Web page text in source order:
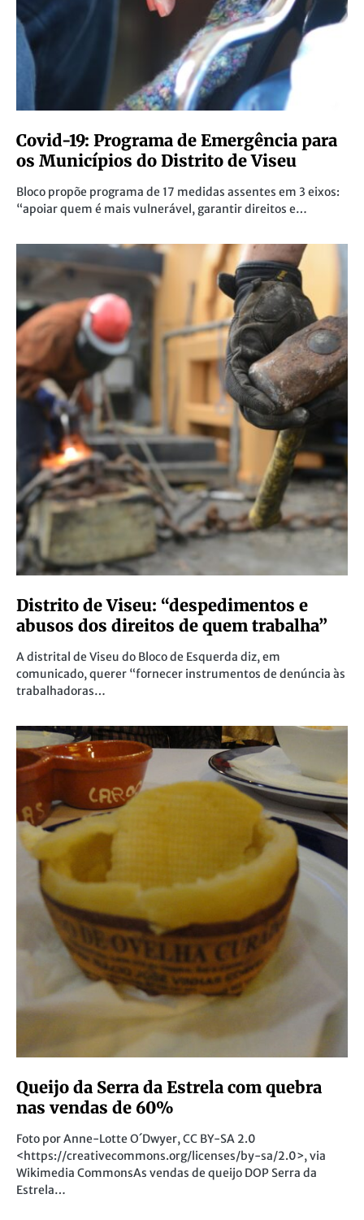
Covid-19: Programa de Emergência para
os Municípios do Distrito de Viseu
Bloco propõe programa de 17 medidas assentes em 3 eixos:
“apoiar quem é mais vulnerável, garantir direitos e…
Distrito de Viseu: “despedimentos e
abusos dos direitos de quem trabalha”
A distrital de Viseu do Bloco de Esquerda diz, em
comunicado, querer “fornecer instrumentos de denúncia às
trabalhadoras…
Queijo da Serra da Estrela com quebra
nas vendas de 60%
Foto por Anne-Lotte O´Dwyer, CC BY-SA 2.0
<https://creativecommons.org/licenses/by-sa/2.0>, via
Wikimedia CommonsAs vendas de queijo DOP Serra da
Estrela…